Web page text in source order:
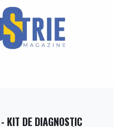
- KIT DE DIAGNOSTIC